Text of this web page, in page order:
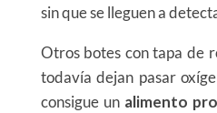
sin que se lleguen a
Otros botes con tapa de
todavía dejan pasar
consigue un alimento